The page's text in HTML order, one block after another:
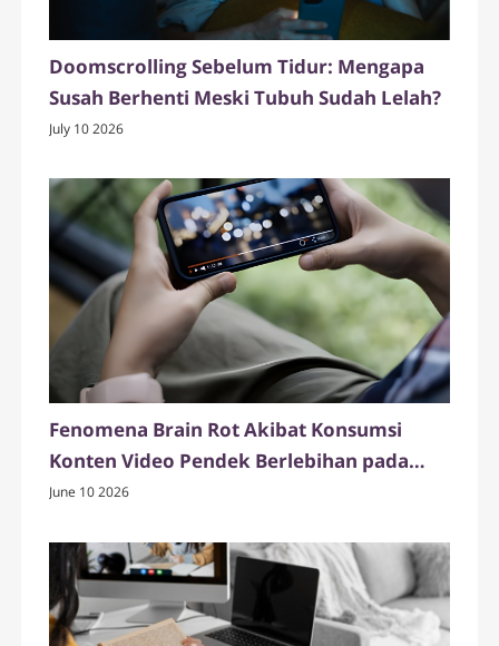
Doomscrolling Sebelum Tidur: Mengapa
Susah Berhenti Meski Tubuh Sudah Lelah?
July 10 2026
Fenomena Brain Rot Akibat Konsumsi
Konten Video Pendek Berlebihan pada
Generasi Digital
June 10 2026